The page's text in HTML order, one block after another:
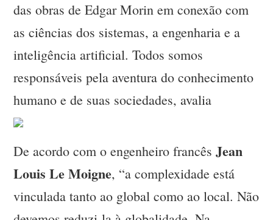
das obras de Edgar Morin em conexão com
as ciências dos sistemas, a engenharia e a
inteligência artificial. Todos somos
responsáveis pela aventura do conhecimento
humano e de suas sociedades, avalia
De acordo com o engenheiro francêsJean
Louis Le Moigne, “a complexidade está
vinculada tanto ao global como ao local. Não